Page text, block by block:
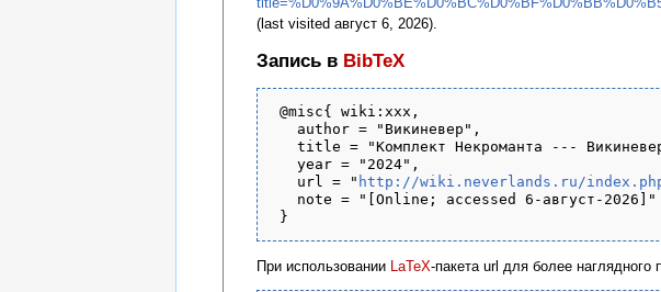
(last visited август 6, 2026).
Запись в BibTeX
@misc{ wiki:xxx,
   author = "Викиневер",
title = "Комплект Некроманта ---
   year = "2024",
   url = "
http://wiki.neverlands.ru/
   note = "[Online; accessed 6-август-2026]"
При использовании LaTeX-пакета url для более наглядного